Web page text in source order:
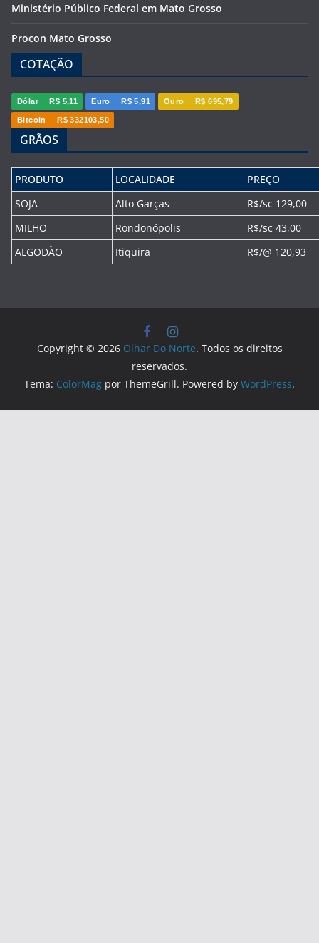
Ministério Público Federal em Mato Grosso
Procon Mato Grosso
COTAÇÃO
Dólar R$ 5,11 Euro R$ 5,91 Ouro R$ 695,79
Bitcoin R$ 332103,50
GRÃOS
PRODUTO LOCALIDADE
PREÇO
SOJA
Alto Garças
R$/sc 129,00
MILHO
Rondonópolis
R$/sc 43,00
ALGODÃO
Itiquira R$/@ 120,93
Copyright © 2026 Olhar Do Norte. Todos os direitos
reservados.
Tema: ColorMag por ThemeGrill. Powered by WordPress.